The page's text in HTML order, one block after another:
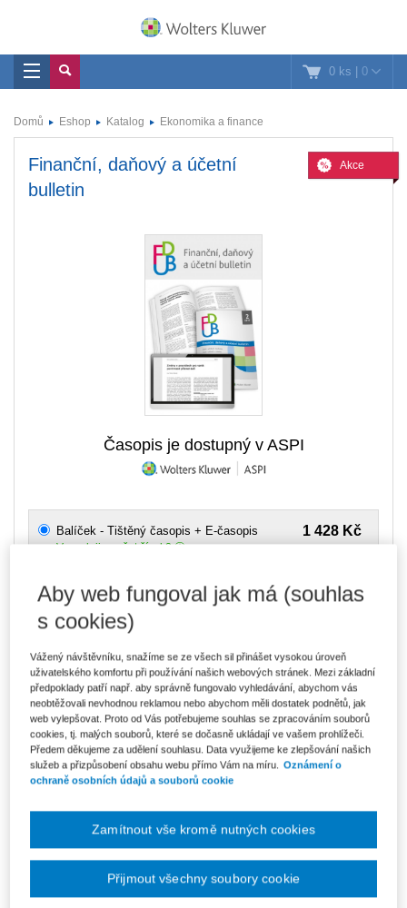
0 ks | 0
Domů Eshop Katalog Ekonomika a finance
Akce
Finanční, daňový a účetní
bulletin
Časopis je dostupný v ASPI
1 428 Kč
Balíček - Tištěný časopis + E-časopis
V prodeji - počet čísel 2
Upozorňujeme, že v období od 1.8. do 21.8. z technických
důvodů nemůžeme vystavovat daňové doklady. Budou vám
zaslány dodatečně e-mailem.
Ceny jsou včetně DPH
Vydavatel Wolters Kluwer
Počet stran 52
Typ produktu Tištěný časopis
ISSN 2570-5601
Aby web fungoval jak má (souhlas
s cookies)
Vážený návštěvníku, snažíme se ze všech sil přinášet vysokou úroveň
uživatelského komfortu při používání našich webových stránek. Mezi základní
předpoklady patří např. aby správně fungovalo vyhledávání, abychom vás
neobtěžovali nevhodnou reklamou nebo abychom měli dostatek podnětů, jak
web vylepšovat. Proto od Vás potřebujeme souhlas se zpracováním souborů
cookies, tj. malých souborů, které se dočasně ukládají ve vašem prohlížeči.
Předem děkujeme za udělení souhlasu. Data využijeme ke zlepšování našich
služeb a přizpůsobení obsahu webu přímo Vám na míru. Oznámení o
ochraně osobních údajů a souborů cookie
Zamítnout vše kromě nutných cookies
Přijmout všechny soubory cookie